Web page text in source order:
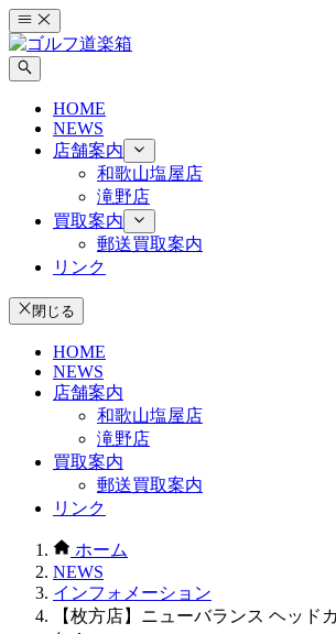
コ
ン
テ
ン
HOME
NEWS
店舗案内
和歌山塩屋店
滝野店
買取案内
郵送買取案内
リンク
閉じる
HOME
NEWS
店舗案内
和歌山塩屋店
滝野店
買取案内
郵送買取案内
リンク
ホーム
NEWS
インフォメーション
【枚方店】ニューバランス ヘッド